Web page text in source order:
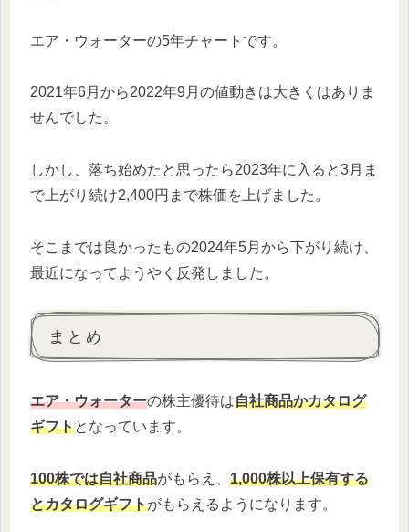
エア・ウォーターの5年チャートです。
2021年6月から2022年9月の値動きは大きくはありま
せんでした。
しかし、落ち始めたと思ったら2023年に入ると3月ま
で上がり続け2,400円まで株価を上げました。
そこまでは良かったもの2024年5月から下がり続け、
最近になってようやく反発しました。
まとめ
エア・ウォーターの株主優待は自社商品かカタログ
ギフトとなっています。
100株では自社商品がもらえ、 1,000株以上保有する
とカタログギフトがもらえるようになります。